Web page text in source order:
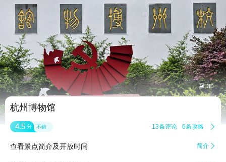
 30
杭州博物馆
4.5 分 不错 13条评论 6条攻略 
查看景点简介及开放时间 简介 
